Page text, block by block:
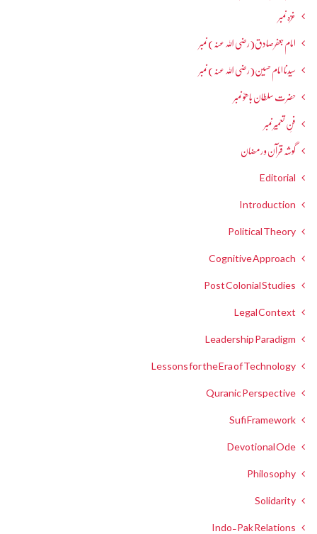
غزہ نمبر
امام جعفرصادق(رضی اللہ عنہ) نمبر
سیدنا امام حسین(رضی اللہ عنہ) نمبر
حضرت سلطان باھوؒ نمبر
فنِ تعمیر نمبر
گوشہ قرآن و رمضان
Editorial
Introduction
Political Theory
Cognitive Approach
Post Colonial Studies
Legal Context
Leadership Paradigm
Lessons for the Era of Technology
Quranic Perspective
Sufi Framework
Devotional Ode
Philosophy
Solidarity
Indo-Pak Relations